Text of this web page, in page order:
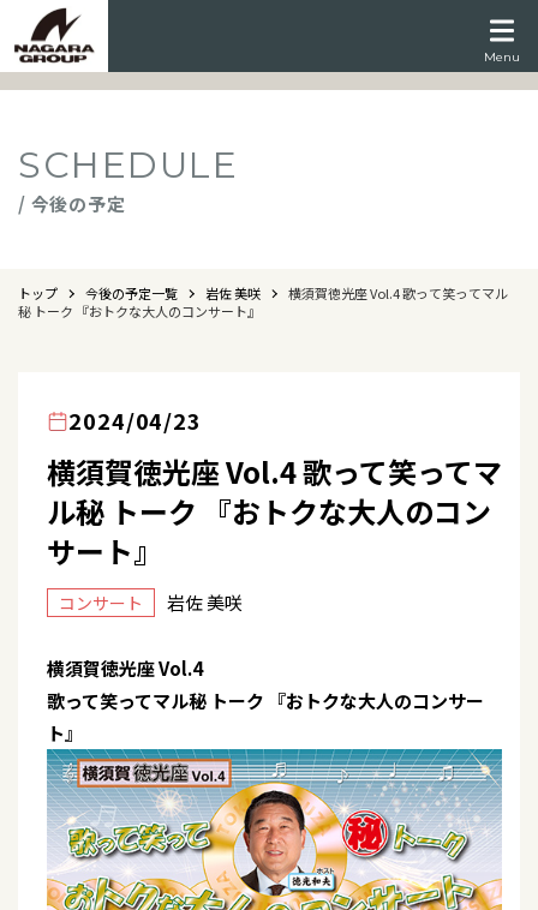
Menu
SCHEDULE
/ 今後の予定
トップ 今後の予定一覧 岩佐 美咲
横須賀徳光座 Vol.4 歌って笑ってマル
秘 トーク 『おトクな大人のコンサート』
2024/04/23
横須賀徳光座 Vol.4 歌って笑ってマ
ル秘 トーク 『おトクな大人のコン
サート』
コンサート 岩佐 美咲
横須賀徳光座 Vol.4
歌って笑ってマル秘 トーク 『おトクな大人のコンサー
ト 』